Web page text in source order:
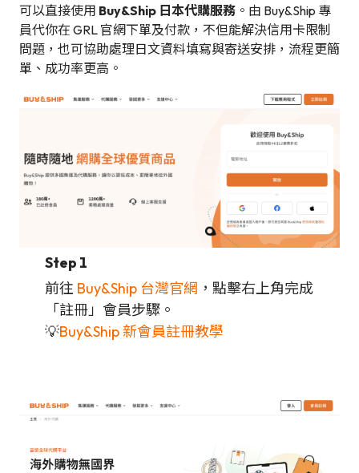
可以直接使用 Buy&Ship 日本代購服務 。由 Buy&Ship 專
員代你在 GRL 官網下單及付款，不但能解決信用卡限制
問題，也可協助處理日文資料填寫與寄送安排，流程更簡
單、成功率更高。
Step 1
前往 Buy&Ship 台灣官網 ，點擊右上角完成
「註冊」會員步驟。
💡Buy&Ship 新會員註冊教學